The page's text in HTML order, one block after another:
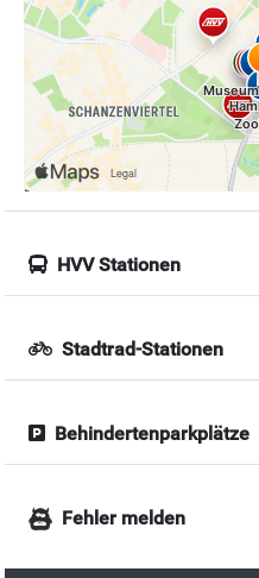
HVV Stationen
Stadtrad-Stationen
Behindertenparkplätze
Fehler melden